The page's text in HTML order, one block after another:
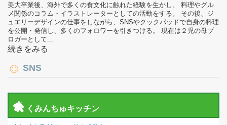
美大卒業後、海外で多くの食文化に触れた経験を生かし、 料理やグル
メ関係のコラム・イラストレーターとしての活動をする。 その後、ジ
ュエリーデザインの仕事をしながら、SNSやクックパッドで自身の料理
を公開・発信し、多くのフォロワーを引きつける。 現在は２児の母ブ
ロガーとして...
続きをみる
SNS
くみんちゅキッチン